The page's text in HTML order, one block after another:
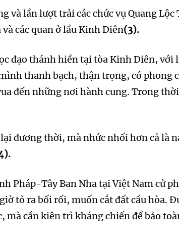
và lần lượt trải các chức vụ Quang
các quan ở lầu Kinh Diên(3).
đạo thánh hiền tại tòa Kinh Diên, với
thanh bạch, thận trọng, có phong
đến những nơi hành cung. Trong
đương thời, mà nhức nhối hơn cả là
Pháp-Tây Ban Nha tại Việt Nam cử
tỏ ra bối rối, muốn cắt đất cầu hòa.
cần kiên trì kháng chiến để bảo